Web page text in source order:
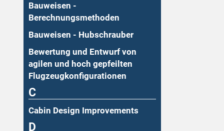
Bauweisen -
Berechnungsmethoden
Bauweisen - Hubschrauber
Bewertung und Entwurf von
agilen und hoch gepfeilten
Flugzeugkonfigurationen
C
Cabin Design Improvements
D